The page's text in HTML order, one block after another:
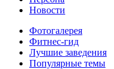
Новости
Фотогалерея
Фитнес-гид
Лучшие заведения
Популярные темы